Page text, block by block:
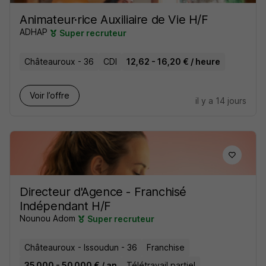
Animateur·rice Auxiliaire de Vie H/F
ADHAP Super recruteur
Châteauroux - 36 CDI 12,62 - 16,20 € / heure
Voir l’offre
il y a 14 jours
Directeur d'Agence - Franchisé
Indépendant H/F
Nounou Adom Super recruteur
Châteauroux - Issoudun - 36
Franchise